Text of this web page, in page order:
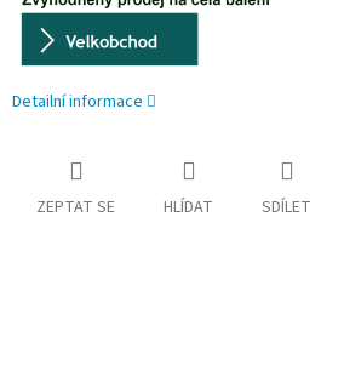
Detailní informace
ZEPTAT SE HLÍDAT SDÍLET